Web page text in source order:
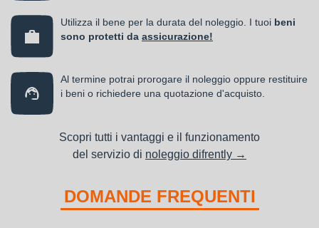
Utilizza il bene per la durata del noleggio. I tuoi beni
sono protetti da assicurazione!
Al termine potrai prorogare il noleggio oppure restituire
i beni o richiedere una quotazione d'acquisto.
Scopri tutti i vantaggi e il funzionamento
del servizio di noleggio difrently →
DOMANDE FREQUENTI